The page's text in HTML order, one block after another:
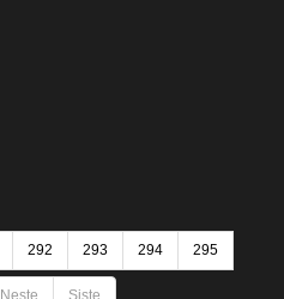
292 293 294 295
Neste Siste